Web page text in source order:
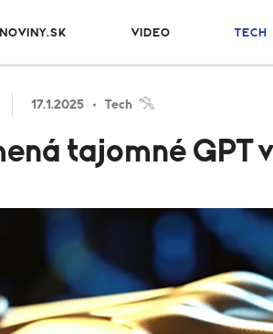
NOVINY.SK VIDEO TECH
17.1.2025 Tech
tajomné GPT